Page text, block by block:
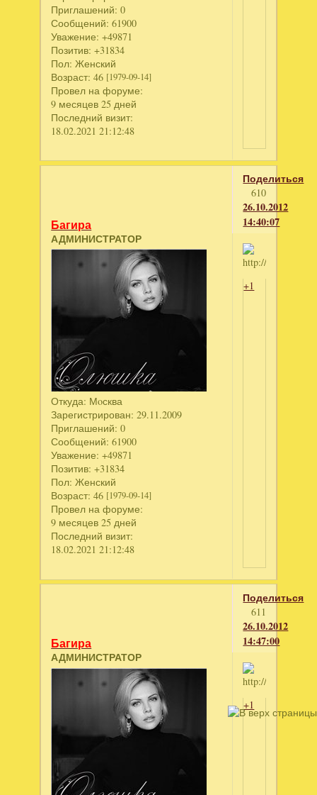
Приглашений: 0
Сообщений: 61900
Уважение: +49871
Позитив: +31834
Пол: Женский
Возраст: 46 [1979-09-14]
Провел на форуме:
9 месяцев 25 дней
Последний визит:
18.02.2021 21:12:48
Поделиться
610
26.10.2012
14:40:07
Багира
АДМИНИСТРАТОР
Откуда: Мoсква
Зарегистрирован: 29.11.2009
Приглашений: 0
Сообщений: 61900
Уважение: +49871
Позитив: +31834
Пол: Женский
Возраст: 46 [1979-09-14]
Провел на форуме:
9 месяцев 25 дней
Последний визит:
18.02.2021 21:12:48
+1
Поделиться
611
26.10.2012
14:47:00
Багира
АДМИНИСТРАТОР
+1